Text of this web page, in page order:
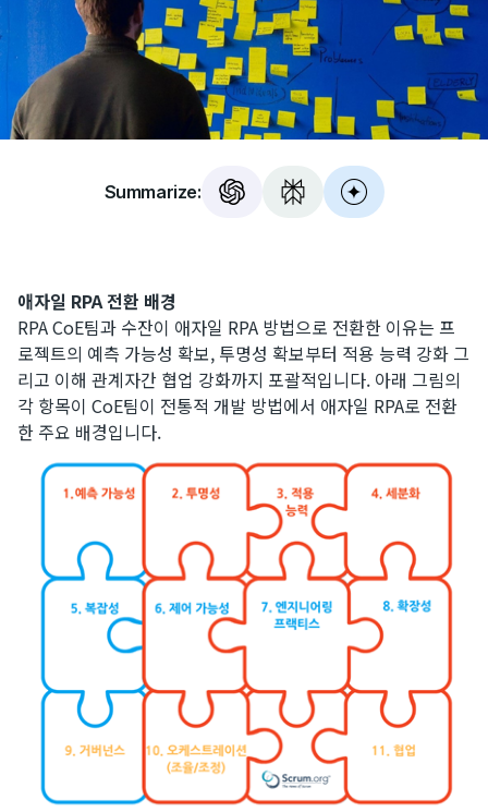
Summarize:
애자일 RPA 전환 배경
RPA CoE팀과 수잔이 애자일 RPA 방법으로 전환한 이유는 프
로젝트의 예측 가능성 확보, 투명성 확보부터 적용 능력 강화 그
리고 이해 관계자간 협업 강화까지 포괄적입니다. 아래 그림의
각 항목이 CoE팀이 전통적 개발 방법에서 애자일 RPA로 전환
한 주요 배경입니다.